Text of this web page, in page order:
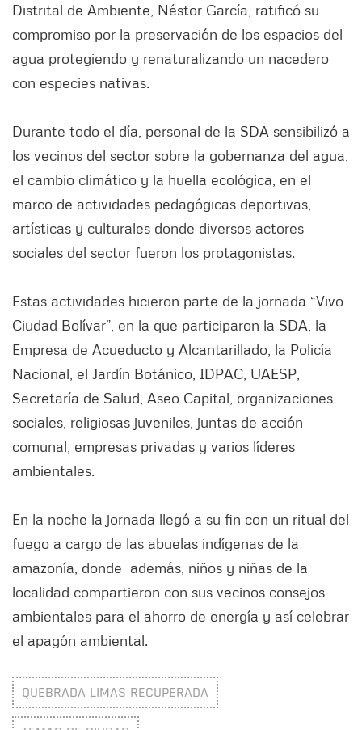
Distrital de Ambiente, Néstor García, ratificó su
compromiso por la preservación de los espacios del
agua protegiendo y renaturalizando un nacedero
con especies nativas.
Durante todo el día, personal de la SDA sensibilizó a
los vecinos del sector sobre la gobernanza del agua,
el cambio climático y la huella ecológica, en el
marco de actividades pedagógicas deportivas,
artísticas y culturales donde diversos actores
sociales del sector fueron los protagonistas.
Estas actividades hicieron parte de la jornada “Vivo
Ciudad Bolívar”, en la que participaron la SDA, la
Empresa de Acueducto y Alcantarillado, la Policía
Nacional, el Jardín Botánico, IDPAC, UAESP,
Secretaría de Salud, Aseo Capital, organizaciones
sociales, religiosas juveniles, juntas de acción
comunal, empresas privadas y varios líderes
ambientales.
En la noche la jornada llegó a su fin con un ritual del
fuego a cargo de las abuelas indígenas de la
amazonía, donde además, niños y niñas de la
localidad compartieron con sus vecinos consejos
ambientales para el ahorro de energía y así celebrar
el apagón ambiental.
QUEBRADA LIMAS RECUPERADA